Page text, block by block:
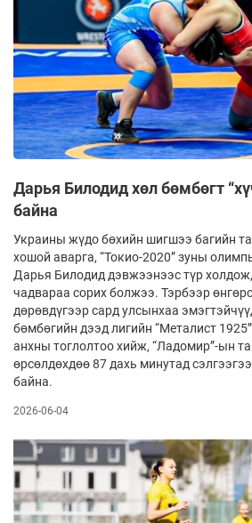
Дарья Билодид хөл бөмбөгт
байна
Украины жүдо бөхийн шигшээ багийн
хошой аварга, “Токио-2020” зуны
Дарья Билодид дэвжээнээс түр
чадвараа сорих болжээ. Тэрбээр
дөрөвдүгээр сард улсынхаа
бөмбөгийн дээд лигийн “Металист
анхны тоглолтоо хийж, “Ладомир”-ын
өрсөлдөхдөө 87 дахь минутад
байна.
2026-06-04